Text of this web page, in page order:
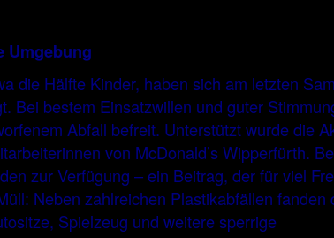
Umgebung
die Hälfte Kinder, haben sich am letzten
Bei bestem Einsatzwillen und guter
Abfall befreit. Unterstützt wurde die
von McDonald’s Wipperfürth.
zur Verfügung – ein Beitrag, der für viel
Neben zahlreichen Plastikabfällen fanden
Spielzeug und weitere sperrige